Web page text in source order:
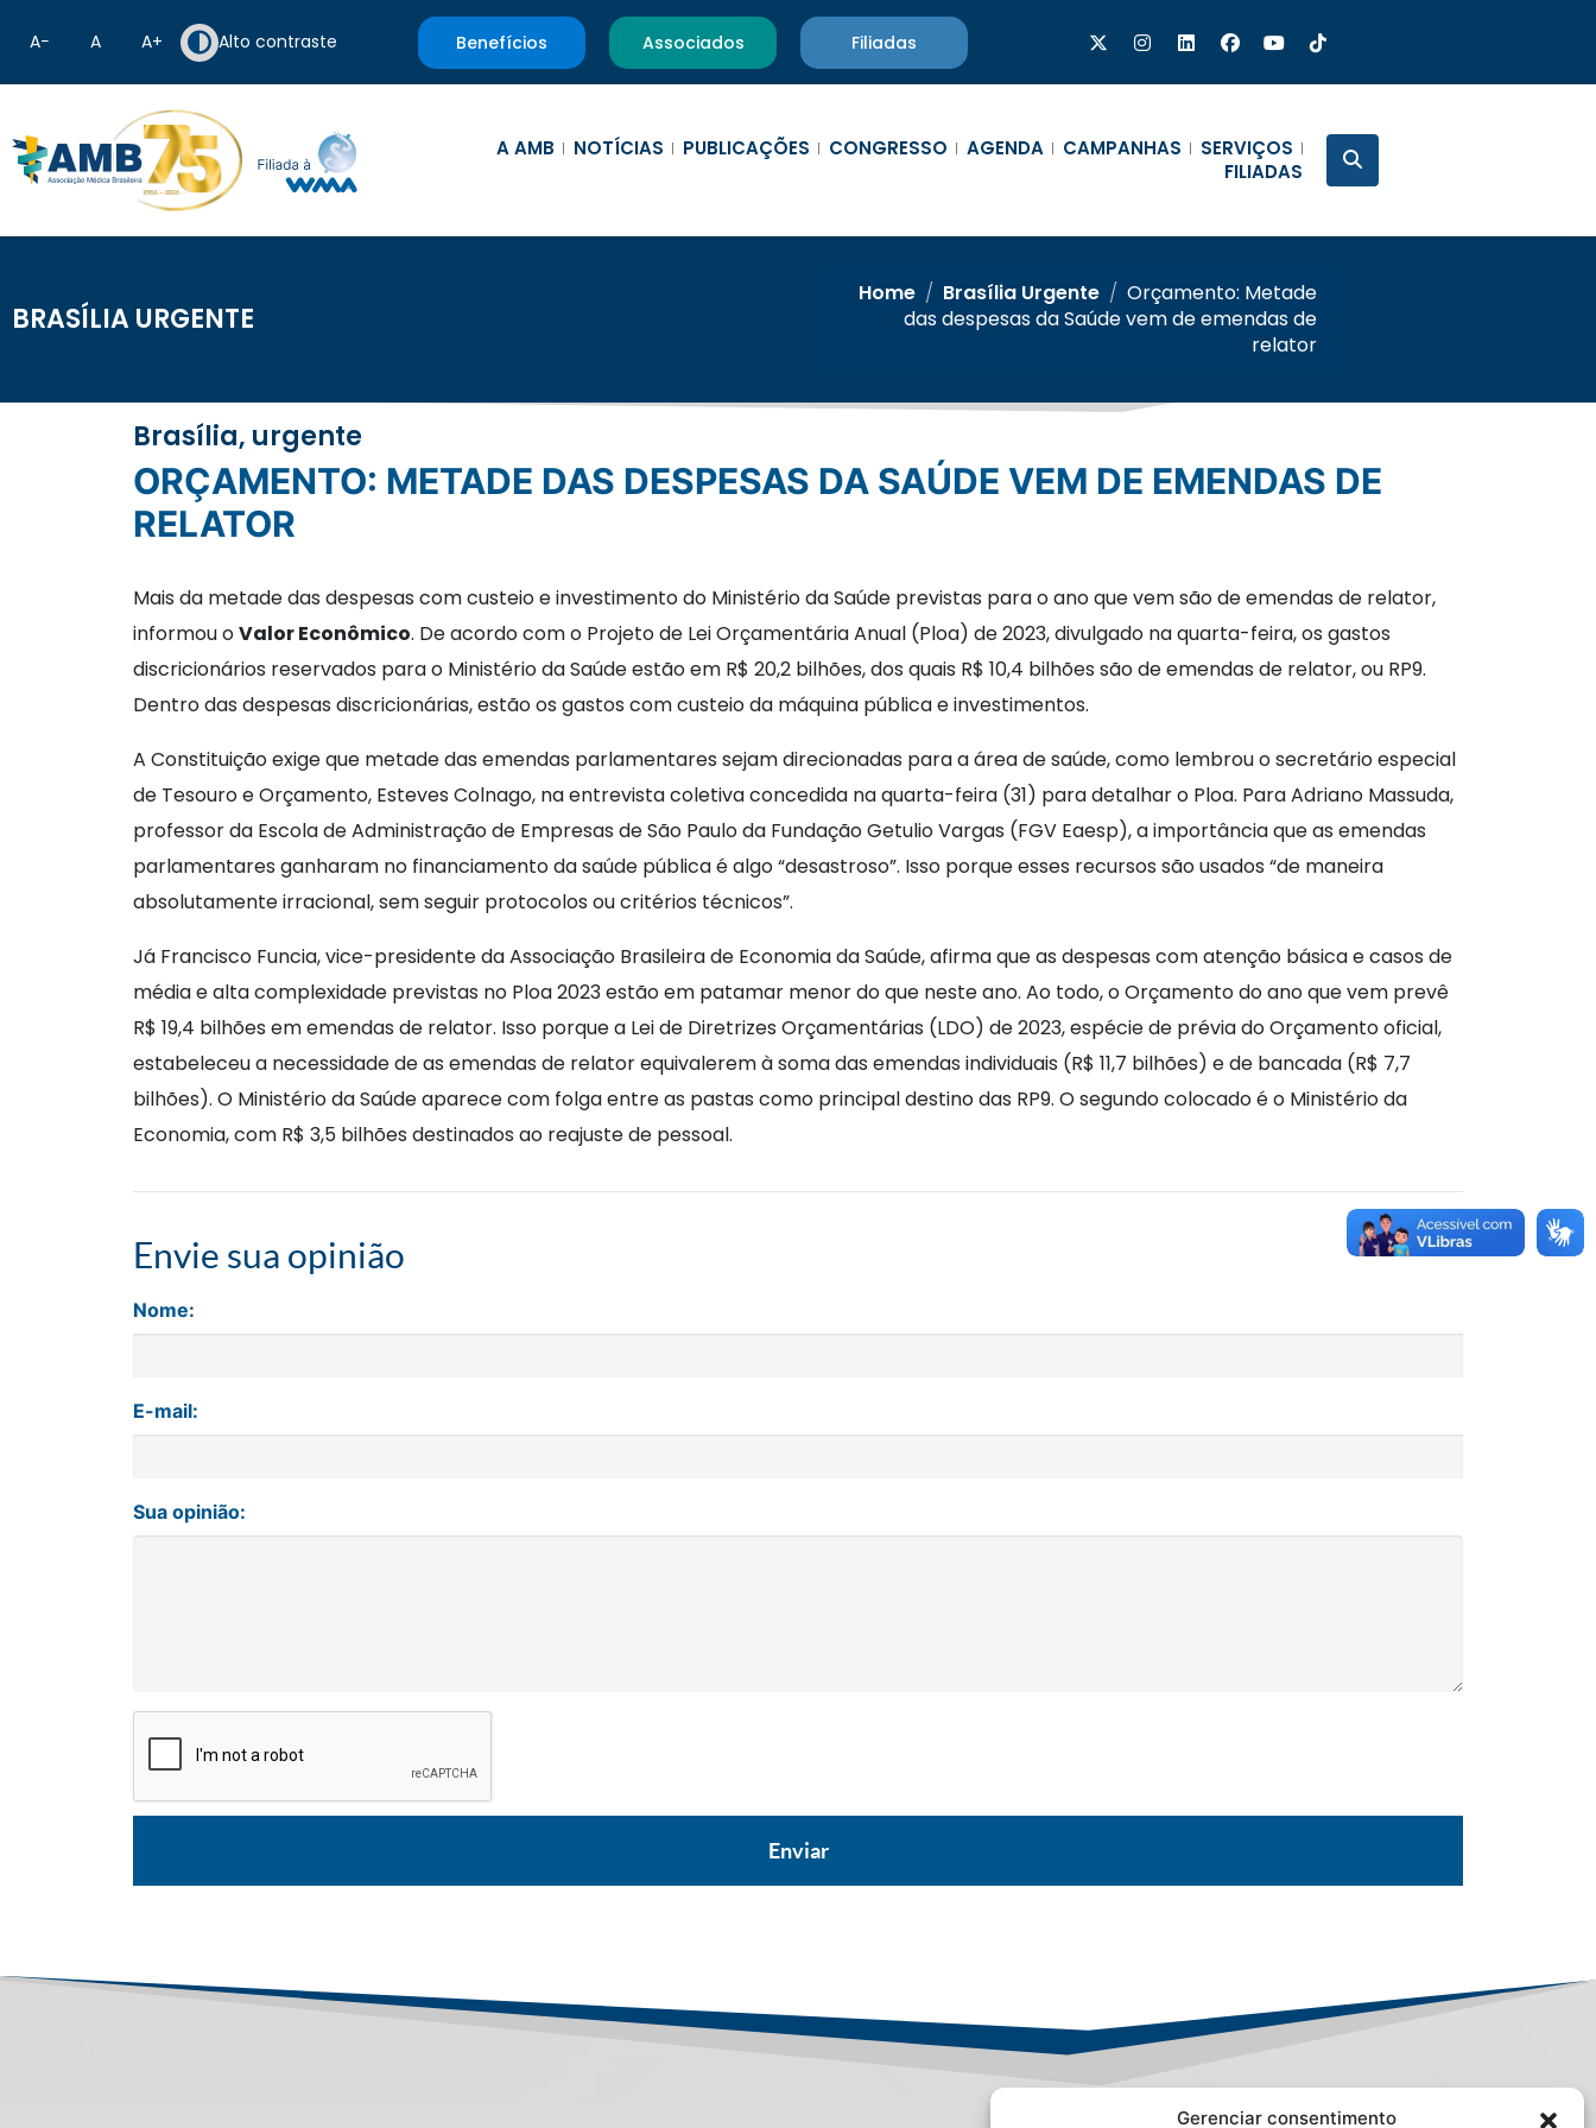
Gerenciar consentimento
A− A A+ Alto contraste Benefícios Associados Filiadas
A AMB NOTÍCIAS PUBLICAÇÕES CONGRESSO AGENDA CAMPANHAS
SERVIÇOS
FILIADAS
BRASÍLIA URGENTE
Home / Brasília Urgente / Orçamento: Metade
das despesas da Saúde vem de emendas de
relator
Brasília, urgente
ORÇAMENTO: METADE DAS DESPESAS DA SAÚDE VEM DE EMENDAS DE
RELATOR
Mais da metade das despesas com custeio e investimento do Ministério da Saúde previstas para o ano que vem são de emendas de relator,
informou oValor Econômico. De acordo com o Projeto de Lei Orçamentária Anual (Ploa) de 2023, divulgado na quarta-feira, os gastos
discricionários reservados para o Ministério da Saúde estão em R$ 20,2 bilhões, dos quais R$ 10,4 bilhões são de emendas de relator, ou RP9.
Dentro das despesas discricionárias, estão os gastos com custeio da máquina pública e investimentos.
A Constituição exige que metade das emendas parlamentares sejam direcionadas para a área de saúde, como lembrou o secretário especial
de Tesouro e Orçamento, Esteves Colnago, na entrevista coletiva concedida na quarta-feira (31) para detalhar o Ploa. Para Adriano Massuda,
professor da Escola de Administração de Empresas de São Paulo da Fundação Getulio Vargas (FGV Eaesp), a importância que as emendas
parlamentares ganharam no financiamento da saúde pública é algo “desastroso”. Isso porque esses recursos são usados “de maneira
absolutamente irracional, sem seguir protocolos ou critérios técnicos”.
Já Francisco Funcia, vice-presidente da Associação Brasileira de Economia da Saúde, afirma que as despesas com atenção básica e casos de
média e alta complexidade previstas no Ploa 2023 estão em patamar menor do que neste ano. Ao todo, o Orçamento do ano que vem prevê
R$ 19,4 bilhões em emendas de relator. Isso porque a Lei de Diretrizes Orçamentárias (LDO) de 2023, espécie de prévia do Orçamento oficial,
estabeleceu a necessidade de as emendas de relator equivalerem à soma das emendas individuais (R$ 11,7 bilhões) e de bancada (R$ 7,7
bilhões). O Ministério da Saúde aparece com folga entre as pastas como principal destino das RP9. O segundo colocado é o Ministério da
Economia, com R$ 3,5 bilhões destinados ao reajuste de pessoal.
Envie sua opinião
Nome:
E-mail:
Sua opinião: